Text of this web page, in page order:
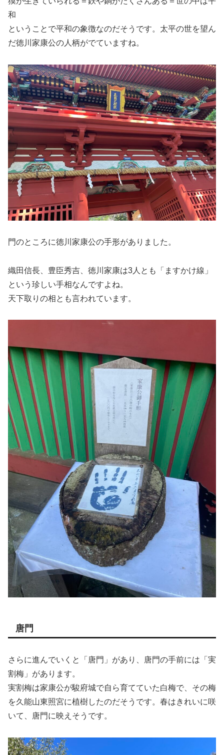
和
ということで平和の象徴なのだそうです。太平の世を望ん
だ徳川家康公の人柄がでていますね。
門のところに徳川家康公の手形がありました。
織田信長、豊臣秀吉、徳川家康は3人とも「ますかけ線」
という珍しい手相なんですよね。
天下取りの相とも言われています。
唐門
さらに進んでいくと「唐門」があり、唐門の手前には「実
割梅」があります。
実割梅は家康公が駿府城で自ら育てていた白梅で、その梅
を久能山東照宮に植樹したのだそうです。春はきれいに咲
いて、唐門に映えそうです。